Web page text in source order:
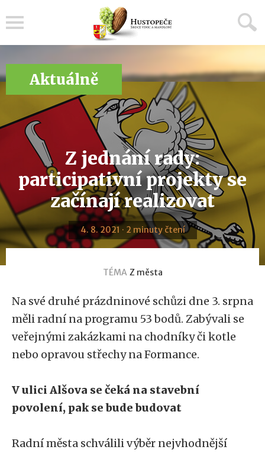
Aktuálně
Z jednání rady:
participativní projekty se
začínají realizovat
4. 8. 2021 · 2 minuty čtení
TÉMA Z města
Na své druhé prázdninové schůzi dne 3. srpna
měli radní na programu 53 bodů. Zabývali se
veřejnými zakázkami na chodníky či kotle
nebo opravou střechy na Formance.
V ulici Alšova se čeká na stavební
povolení, pak se bude budovat
Radní města schválili výběr nejvhodnější